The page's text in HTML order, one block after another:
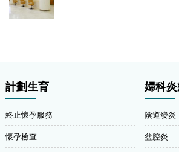
計劃生育
終止懷孕服務
懷孕檢查
婦科
陰道發炎
盆腔炎